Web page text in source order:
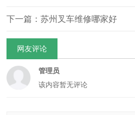
下一篇：苏州叉车维修哪家好
网友评论
管理员
该内容暂无评论